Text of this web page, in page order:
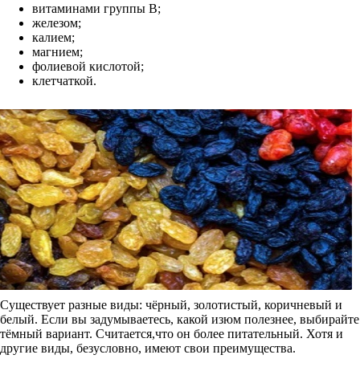
витаминами группы В;
железом;
калием;
магнием;
фолиевой кислотой;
клетчаткой.
Существует разные виды: чёрный, золотистый, коричневый и
белый. Если вы задумываетесь, какой изюм полезнее, выбирайте
тёмный вариант. Считается,что он более питательный. Хотя и
другие виды, безусловно, имеют свои преимущества.